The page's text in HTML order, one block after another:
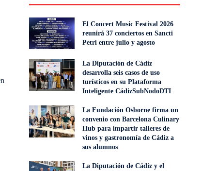
El Concert Music Festival 2026
reunirá 37 conciertos en Sancti
Petri entre julio y agosto
La Diputación de Cádiz
desarrolla seis casos de uso
turísticos en su Plataforma
Inteligente CádizSubNodoDTI
La Fundación Osborne firma un
convenio con Barcelona Culinary
Hub para impartir talleres de
vinos y gastronomía de Cádiz a
sus alumnos
La Diputación de Cádiz y el